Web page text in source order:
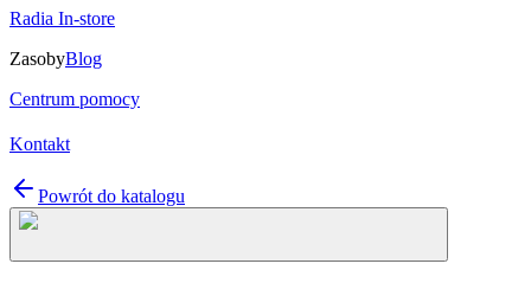
Radia In-store
ZasobyBlog
Centrum pomocy
Kontakt
Powrót do katalogu